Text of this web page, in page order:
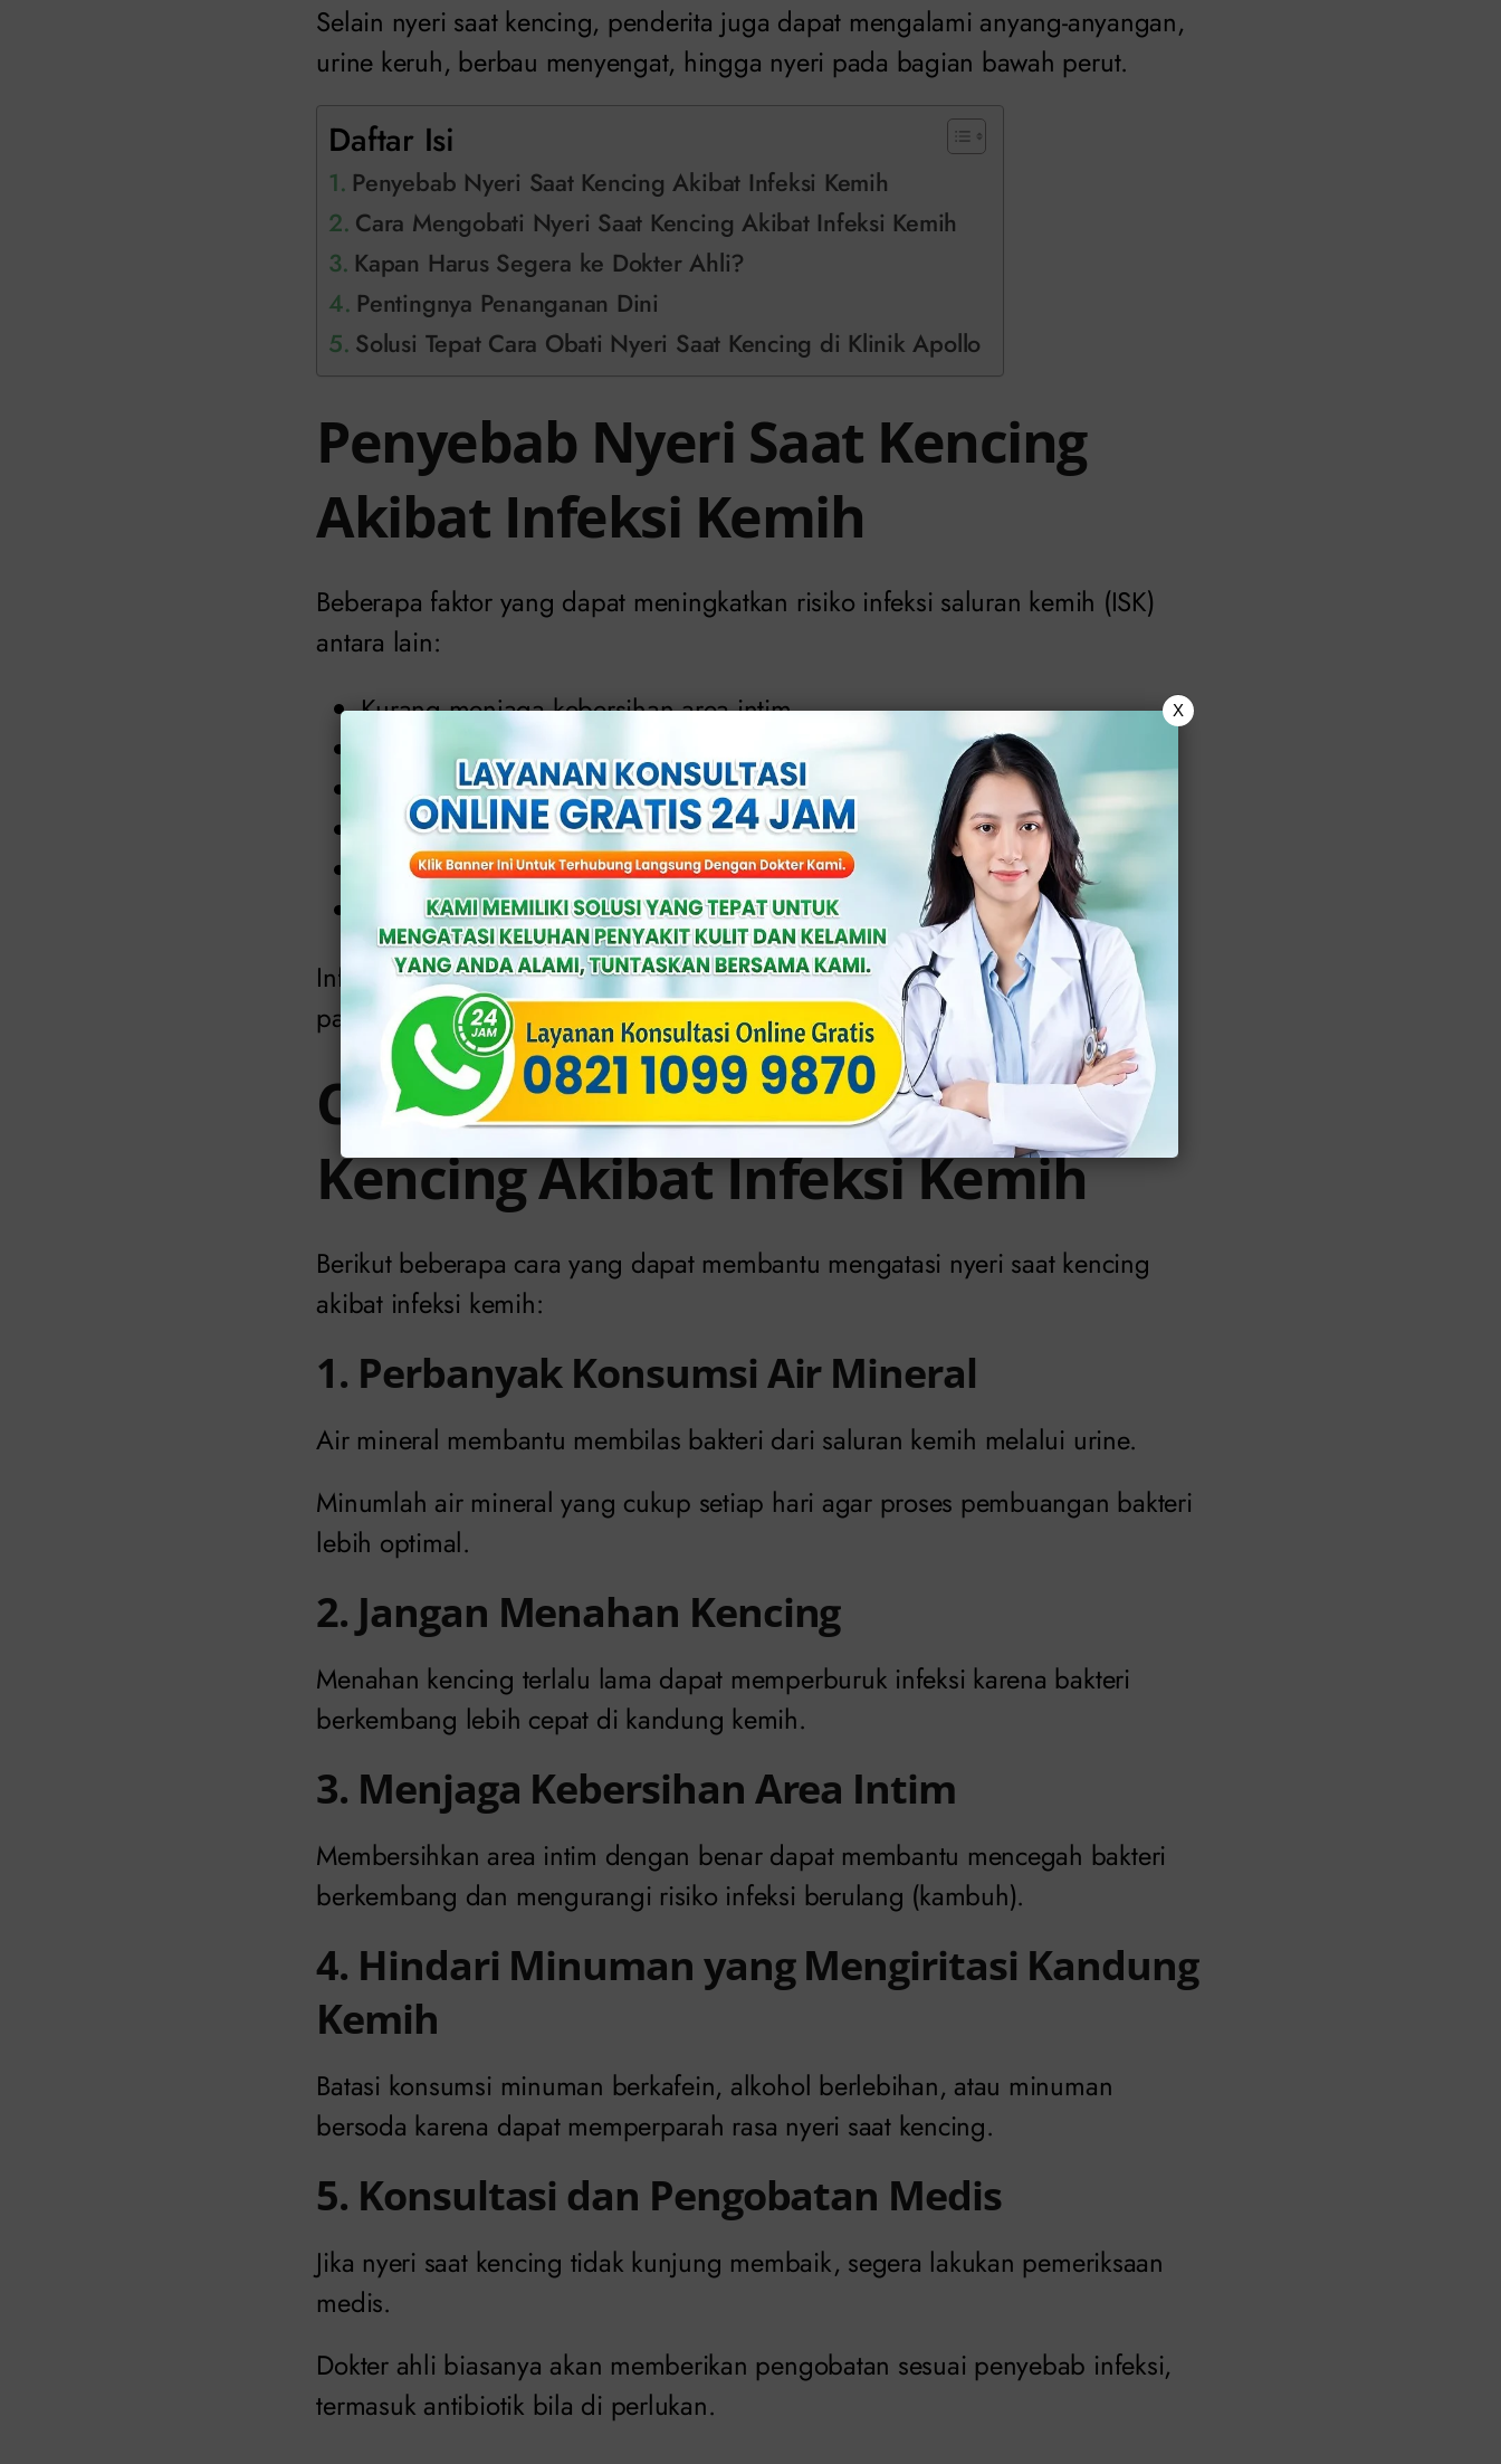
Selain nyeri saat kencing, penderita juga dapat mengalami anyang-anyangan,
urine keruh, berbau menyengat, hingga nyeri pada bagian bawah perut.
Daftar Isi
Penyebab Nyeri Saat Kencing Akibat Infeksi Kemih
Cara Mengobati Nyeri Saat Kencing Akibat Infeksi Kemih
Kapan Harus Segera ke Dokter Ahli?
Pentingnya Penanganan Dini
Solusi Tepat Cara Obati Nyeri Saat Kencing di Klinik Apollo
Penyebab Nyeri Saat Kencing
Akibat Infeksi Kemih
Beberapa faktor yang dapat meningkatkan risiko infeksi saluran kemih (ISK)
antara lain:
Kurang menjaga kebersihan area intim.
Menahan kencing terlalu lama.
Kurang konsumsi air mineral.
Aktivitas seksual tanpa menjaga kebersihan.
Sistem imun yang lemah.
Penggunaan pakaian dalam yang terlalu lembap atau ketat.
Infeksi yang di biarkan tanpa pengobatan dapat membuat rasa nyeri semakin
parah dan memicu infeksi pada ginjal.
Cara Mengobati Nyeri Saat
Kencing Akibat Infeksi Kemih
Berikut beberapa cara yang dapat membantu mengatasi nyeri saat kencing
akibat infeksi kemih:
1. Perbanyak Konsumsi Air Mineral
Air mineral membantu membilas bakteri dari saluran kemih melalui urine.
Minumlah air mineral yang cukup setiap hari agar proses pembuangan bakteri
lebih optimal.
2. Jangan Menahan Kencing
Menahan kencing terlalu lama dapat memperburuk infeksi karena bakteri
berkembang lebih cepat di kandung kemih.
3. Menjaga Kebersihan Area Intim
Membersihkan area intim dengan benar dapat membantu mencegah bakteri
berkembang dan mengurangi risiko infeksi berulang (kambuh).
4. Hindari Minuman yang Mengiritasi Kandung
Kemih
Batasi konsumsi minuman berkafein, alkohol berlebihan, atau minuman
bersoda karena dapat memperparah rasa nyeri saat kencing.
5. Konsultasi dan Pengobatan Medis
Jika nyeri saat kencing tidak kunjung membaik, segera lakukan pemeriksaan
medis.
Dokter ahli biasanya akan memberikan pengobatan sesuai penyebab infeksi,
termasuk antibiotik bila di perlukan.
X